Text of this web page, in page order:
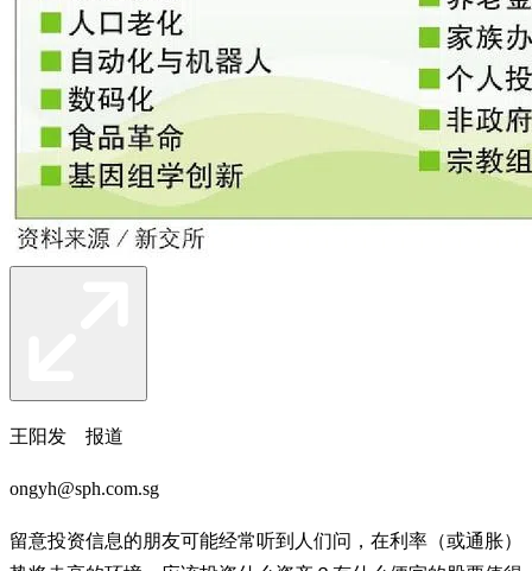
王阳发 报道
ongyh@sph.com.sg
留意投资信息的朋友可能经常听到人们问，在利率（或通胀）